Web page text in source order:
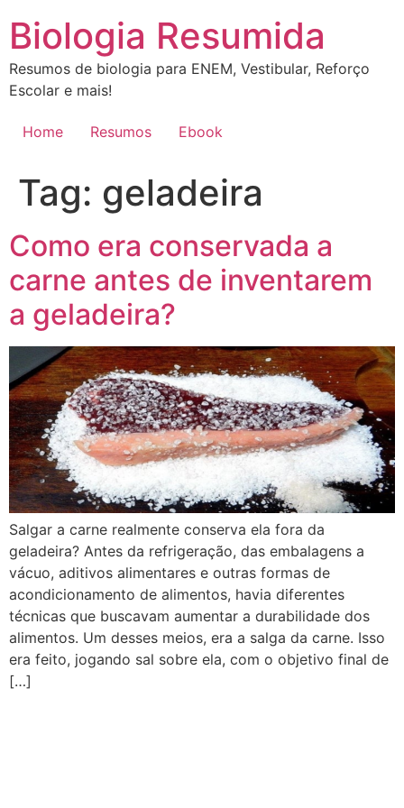
para
conteúdo
Biologia Resumida
Resumos de biologia para ENEM, Vestibular, Reforço
Escolar e mais!
Home Resumos Ebook
Tag: geladeira
Como era conservada a
carne antes de inventarem
a geladeira?
Salgar a carne realmente conserva ela fora da
geladeira? Antes da refrigeração, das embalagens a
vácuo, aditivos alimentares e outras formas de
acondicionamento de alimentos, havia diferentes
técnicas que buscavam aumentar a durabilidade dos
alimentos. Um desses meios, era a salga da carne. Isso
era feito, jogando sal sobre ela, com o objetivo final de
[…]